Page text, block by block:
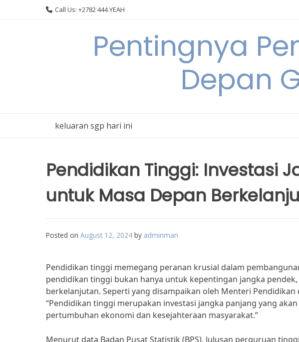
Call Us: +2782 444 YEAH
Pentingnya
Depan
keluaran sgp hari ini
Pendidikan Tinggi: Investasi
untuk Masa Depan
Posted on August 12, 2024 by adminman
Pendidikan tinggi memegang peranan krusial dalam
pendidikan tinggi bukan hanya untuk kepentingan jangka
berkelanjutan. Seperti yang disampaikan oleh Menteri Pendidikan
“Pendidikan tinggi merupakan investasi jangka panjang yang
pertumbuhan ekonomi dan kesejahteraan masyarakat.”
Menurut data Badan Pusat Statistik (BPS), lulusan perguruan